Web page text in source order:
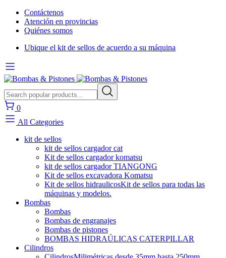
Contáctenos
Atención en provincias
Quiénes somos
Ubique el kit de sellos de acuerdo a su máquina
0
All Categories
kit de sellos
kit de sellos cargador cat
Kit de sellos cargador komatsu
kit de sellos cargador TIANGONG
Kit de sellos excavadora Komatsu
Kit de sellos hidraulicosKit de sellos para todas las
máquinas y modelos.
Bombas
Bombas
Bombas de engranajes
Bombas de pistones
BOMBAS HIDRAÚLICAS CATERPILLAR
Cilindros